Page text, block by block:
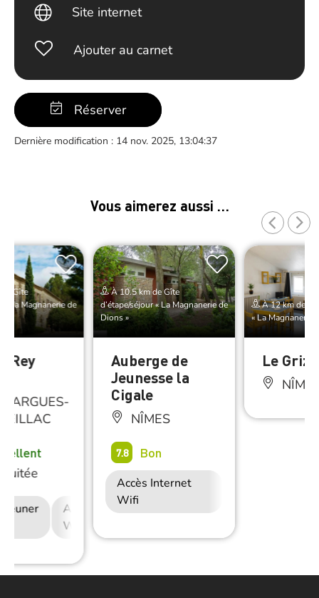
Site internet
Ajouter au carnet
Réserver
Dernière modification : 14 nov. 2025, 13:04:37
Vous aimerez aussi …
Gîte
« La Magnanerie de
Rey
Accès Internet
Wifi
À 10.5 km de Gîte
d’étape/séjour « La Magnanerie de
Dions »
Auberge de
Jeunesse la
Cigale
NÎMES
7.8 Bon
Accès Internet
Wifi
À 12 km de
« La Magnanerie
Le